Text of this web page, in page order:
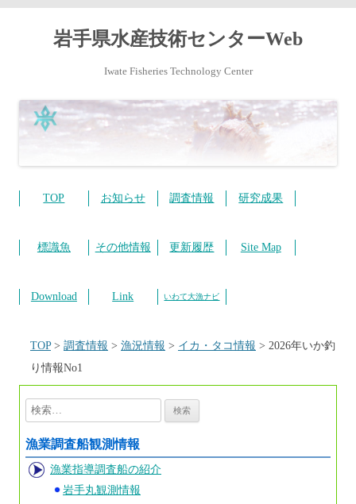
岩手県水産技術センターWeb
Iwate Fisheries Technology Center
テ
ン
ス
キ
TOP お知らせ 調査情報 研究成果
標識魚 その他情報 更新履歴 Site Map
Download Link いわて大漁ナビ
TOP> 調査情報 > 漁況情報 > イカ・タコ情報 > 2026年いか釣
り情報No1
検
索:
漁業調査船観測情報
漁業指導調査船の紹介
岩手丸観測情報